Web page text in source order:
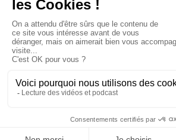
Devenir partenaire
© Copyright 2008 / 2026,DECODE MEDIA,
Company.All Rights
TwitterRSS